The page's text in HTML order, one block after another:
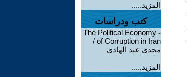
المزيد.....
كتب ودراسات
-
The Political Economy
of Corruption in Iran /
مجدى عبد الهادى
المزيد.....